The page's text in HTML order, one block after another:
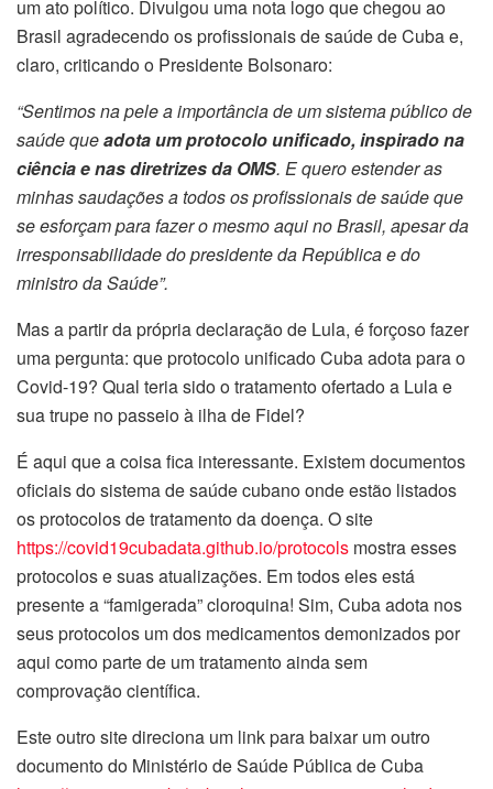
um ato político. Divulgou uma nota logo que chegou ao
Brasil agradecendo os profissionais de saúde de Cuba e,
claro, criticando o Presidente Bolsonaro:
“Sentimos na pele a importância de um sistema público de
saúde queadota um protocolo unificado, inspirado na
ciência e nas diretrizes da OMS. E quero estender as
minhas saudações a todos os profissionais de saúde que
se esforçam para fazer o mesmo aqui no Brasil, apesar da
irresponsabilidade do presidente da República e do
ministro da Saúde”.
Mas a partir da própria declaração de Lula, é forçoso fazer
uma pergunta: que protocolo unificado Cuba adota para o
Covid-19? Qual teria sido o tratamento ofertado a Lula e
sua trupe no passeio à ilha de Fidel?
É aqui que a coisa fica interessante. Existem documentos
oficiais do sistema de saúde cubano onde estão listados
os protocolos de tratamento da doença. O site
https://covid19cubadata.github.io/protocols mostra esses
protocolos e suas atualizações. Em todos eles está
presente a “famigerada” cloroquina! Sim, Cuba adota nos
seus protocolos um dos medicamentos demonizados por
aqui como parte de um tratamento ainda sem
comprovação científica.
Este outro site direciona um link para baixar um outro
documento do Ministério de Saúde Pública de Cuba